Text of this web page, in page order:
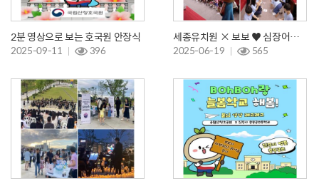
2분 영상으로 보는 호국원 안장식
2025-09-11 396
세종유치원 × 보보 ♥ 심장어택 주의!!!
2025-06-19 565